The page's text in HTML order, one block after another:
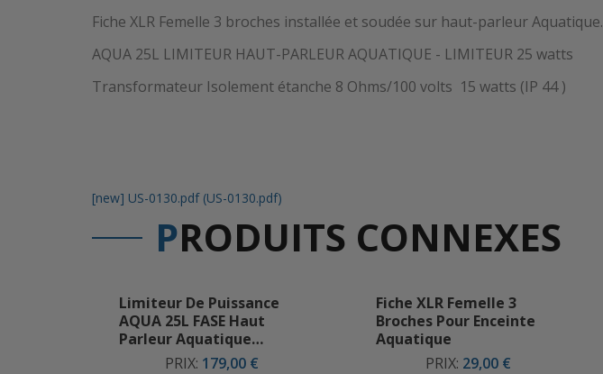
Fiche XLR Femelle 3 broches installée et soudée sur haut-parleur Aquatique.
AQUA 25L LIMITEUR HAUT-PARLEUR AQUATIQUE - LIMITEUR 25 watts
Transformateur Isolement étanche 8 Ohms/100 volts 15 watts (IP 44 )
[new] US-0130.pdf (US-0130.pdf)
PRODUITS CONNEXES
Limiteur De Puissance
AQUA 25L FASE Haut
Parleur Aquatique
Limiteur 25 Watts
PRIX: 179,00 €
Fiche XLR Femelle 3
Broches Pour Enceinte
Aquatique
PRIX: 29,00 €